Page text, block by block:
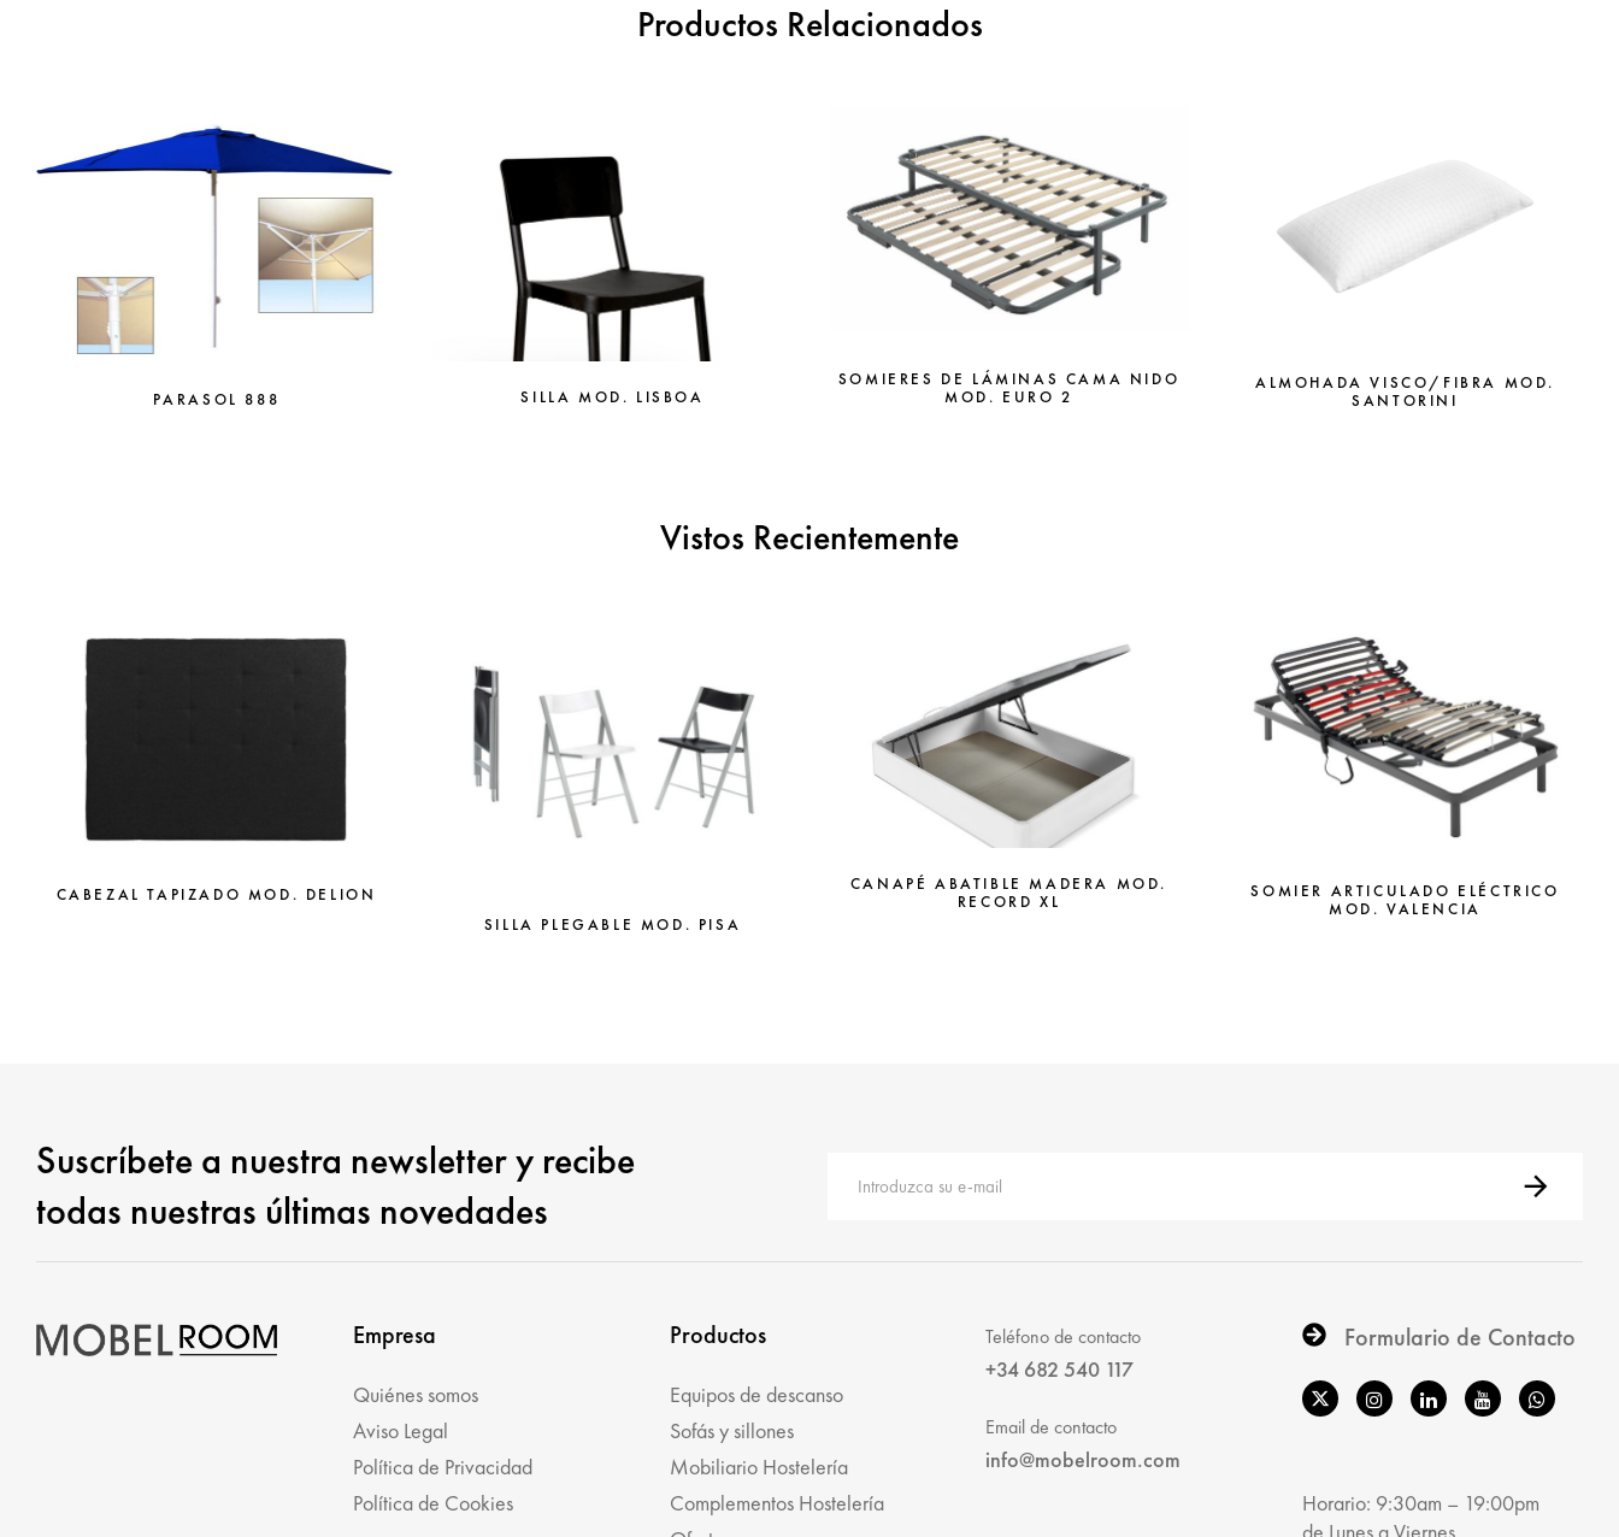
Productos Relacionados
PARASOL 888 SILLA MOD. LISBOA
SOMIERES DE LÁMINAS CAMA NIDO
MOD. EURO 2
ALMOHADA VISCO/FIBRA MOD.
SANTORINI
Vistos Recientemente
CABEZAL TAPIZADO MOD. DELION
SILLA PLEGABLE MOD. PISA
CANAPÉ ABATIBLE MADERA MOD.
RECORD XL
SOMIER ARTICULADO ELÉCTRICO
MOD. VALENCIA
Suscríbete a nuestra newsletter y recibe
todas nuestras últimas novedades
Empresa
Quiénes somos
Aviso Legal
Política de Privacidad
Política de Cookies
Productos
Equipos de descanso
Sofás y sillones
Mobiliario Hostelería
Complementos Hostelería
Teléfono de contacto
+34 682 540 117
Email de contacto
info@mobelroom.com
Formulario de Contacto
Horario: 9:30am – 19:00pm
de Lunes a Viernes